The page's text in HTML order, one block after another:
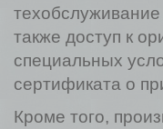
также доступ к
специальных
сертификата о
Кроме того,